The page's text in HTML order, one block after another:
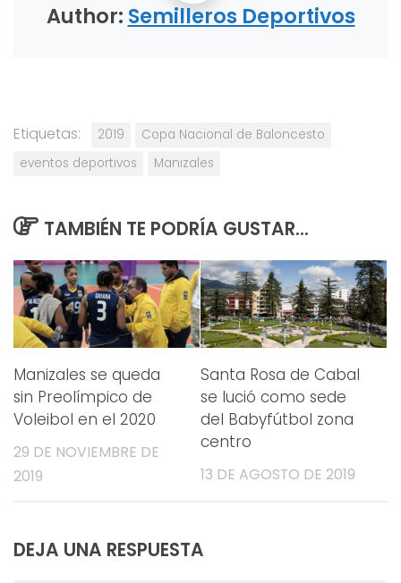
Author: Semilleros Deportivos
Etiquetas: 2019
Copa Nacional de Baloncesto
eventos deportivos
Manizales
TAMBIÉN TE PODRÍA GUSTAR...
Manizales se queda
sin Preolímpico de
Voleibol en el 2020
29 DE NOVIEMBRE DE
2019
Santa Rosa de Cabal
se lució como sede
del Babyfútbol zona
centro
13 DE AGOSTO DE 2019
DEJA UNA RESPUESTA